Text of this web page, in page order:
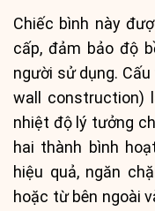
Chiếc bình này
cấp, đảm bảo độ
người sử dụng.
wall construction)
nhiệt độ lý tưởng
hai thành bình
hiệu quả, ngăn
hoặc từ bên ngoài